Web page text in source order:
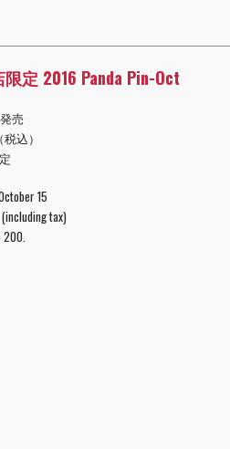
限定 2016 Panda Pin-Oct
売
込）
15
tax)
200.